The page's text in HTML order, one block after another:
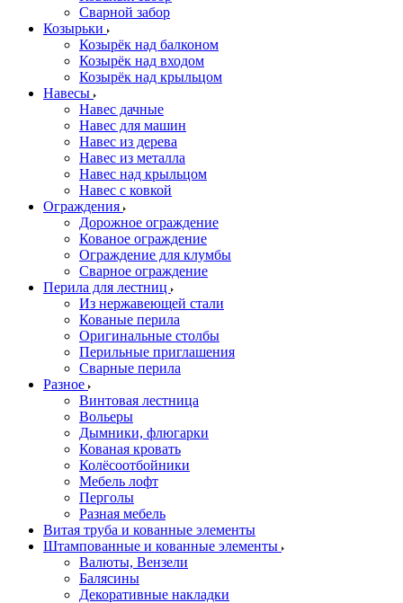
Сварной забор
Козырьки
Козырёк над балконом
Козырёк над входом
Козырёк над крыльцом
Навесы
Навес дачные
Навес для машин
Навес из дерева
Навес из металла
Навес над крыльцом
Навес с ковкой
Ограждения
Дорожное ограждение
Кованое ограждение
Ограждение для клумбы
Сварное ограждение
Перила для лестниц
Из нержавеющей стали
Кованые перила
Оригинальные столбы
Перильные приглашения
Сварные перила
Разное
Винтовая лестница
Вольеры
Дымники, флюгарки
Кованая кровать
Колёсоотбойники
Мебель лофт
Перголы
Разная мебель
Витая труба и кованные элементы
Штампованные и кованные элементы
Валюты, Вензели
Балясины
Декоративные накладки